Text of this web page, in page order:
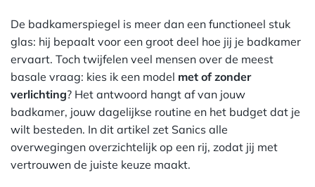
De badkamerspiegel is meer dan een functioneel stuk
glas: hij bepaalt voor een groot deel hoe jij je badkamer
ervaart. Toch twijfelen veel mensen over de meest
basale vraag: kies ik een model met of zonder
verlichting? Het antwoord hangt af van jouw
badkamer, jouw dagelijkse routine en het budget dat je
wilt besteden. In dit artikel zet Sanics alle
overwegingen overzichtelijk op een rij, zodat jij met
vertrouwen de juiste keuze maakt.